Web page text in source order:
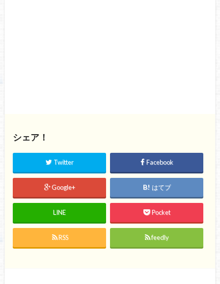
シェア！
Twitter Facebook
Google+ はてブ
LINE Pocket
RSS feedly